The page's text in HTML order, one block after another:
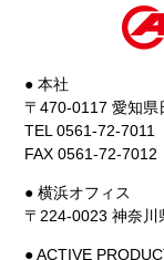
● 本社
〒470-0117 愛知県
TEL 0561-72-7011
FAX 0561-72-7012
● 横浜オフィス
〒224-0023 神奈
● ACTIVE